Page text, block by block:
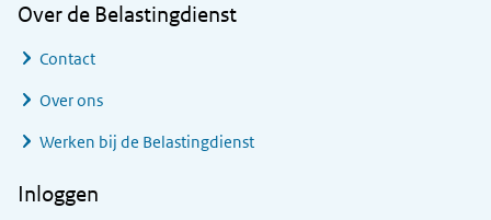
Over de Belastingdienst
Contact
Over ons
Werken bij de Belastingdienst
Inloggen